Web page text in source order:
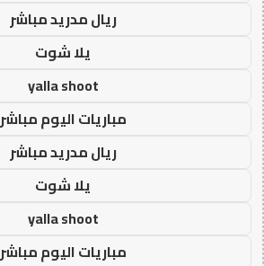
ريال مدريد مباشر
يلا شوت
yalla shoot
مباريات اليوم مباشر
ريال مدريد مباشر
يلا شوت
yalla shoot
مباريات اليوم مباشر